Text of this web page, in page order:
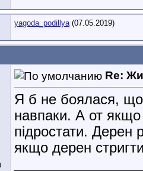
yagoda_podillya(07.05.2019)
Re:
Я б не боялася, що
навпаки. А от якщо
підростати.
якщо дерен